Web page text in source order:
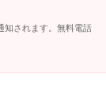
タイヤ
知されます。無料電話